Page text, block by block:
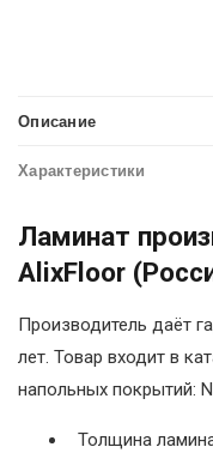
Описание
Характеристики
Ламинат
AlixFloor
Производитель даёт
лет. Товар входит в
напольных покрытий:
Толщина